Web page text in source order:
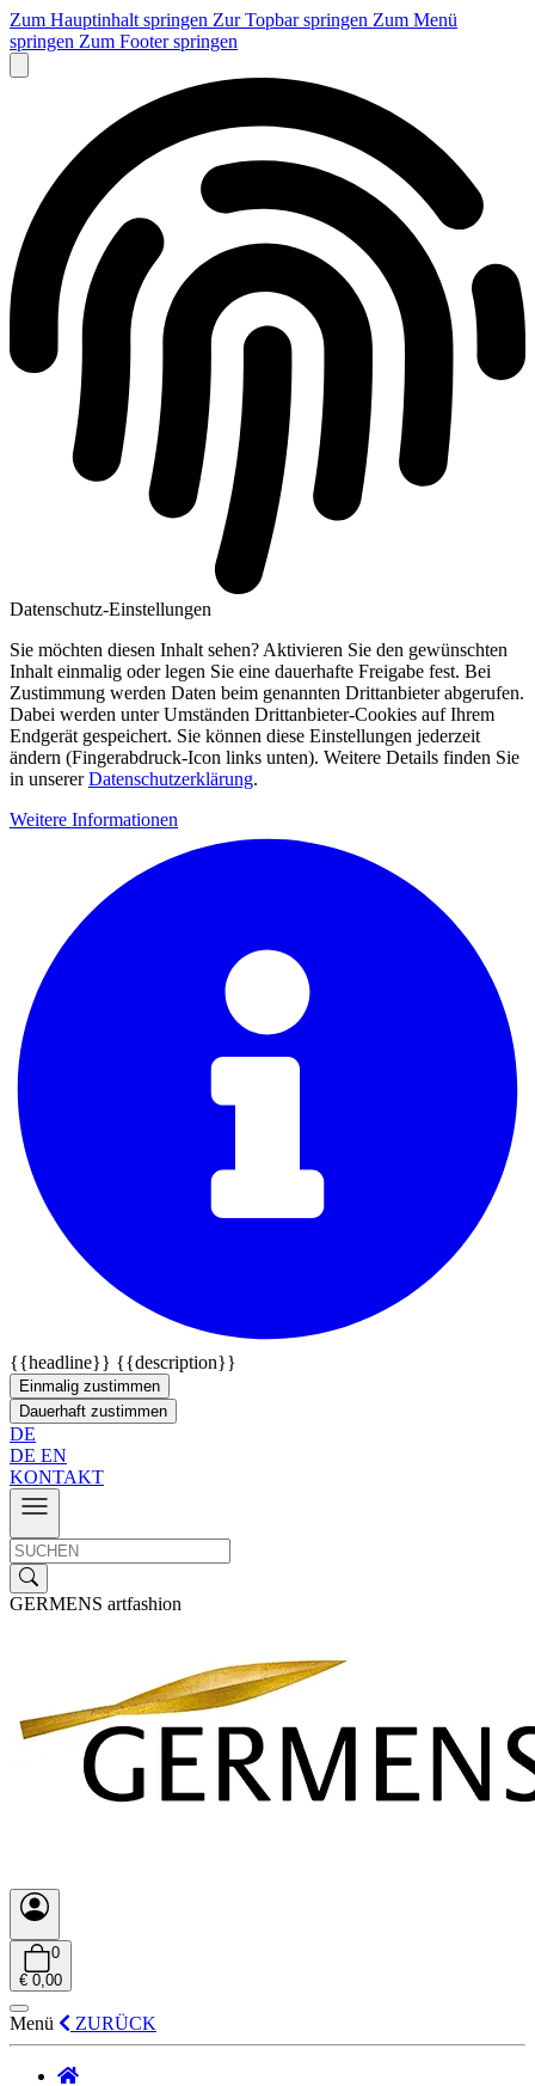
Zum Hauptinhalt springen Zur Topbar springen Zum Menü
springen Zum Footer springen
Datenschutz-Einstellungen
Sie möchten diesen Inhalt sehen? Aktivieren Sie den gewünschten
Inhalt einmalig oder legen Sie eine dauerhafte Freigabe fest. Bei
Zustimmung werden Daten beim genannten Drittanbieter abgerufen.
Dabei werden unter Umständen Drittanbieter-Cookies auf Ihrem
Endgerät gespeichert. Sie können diese Einstellungen jederzeit
ändern (Fingerabdruck-Icon links unten). Weitere Details finden Sie
in unsererDatenschutzerklärung.
Weitere Informationen
{{headline}} {{description}}
Einmalig zustimmen
Dauerhaft zustimmen
DE
DE EN
KONTAKT
GERMENS artfashion
0
€ 0,00
Menü ZURÜCK